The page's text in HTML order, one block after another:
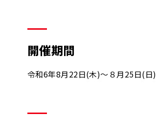
開催期間
令和6年8月22日(木)～８月25日(日)